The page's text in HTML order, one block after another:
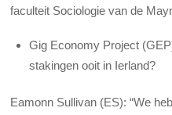
faculteit Sociologie van de
Gig Economy Project
stakingen ooit in Ierland?
Eamonn Sullivan (ES): “We